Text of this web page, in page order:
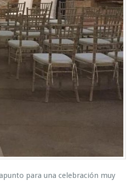
para una celebración muy